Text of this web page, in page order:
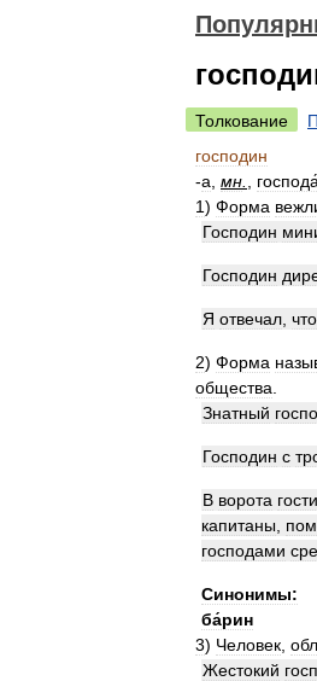
Толкование
господин
-а мн господа́
1) Форма
Господин
Господин
Я отвечал что
2) Форма
общества
Знатный
Господин с
В ворота
капитаны
господами
Синонимы:
ба́рин
3) Человек
Жестокий